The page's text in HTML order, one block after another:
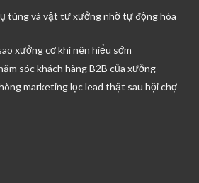
tùng và vật tư xưởng nhờ tự động hóa
xưởng cơ khí nên hiểu sớm
sóc khách hàng B2B của xưởng
marketing lọc lead thật sau hội chợ